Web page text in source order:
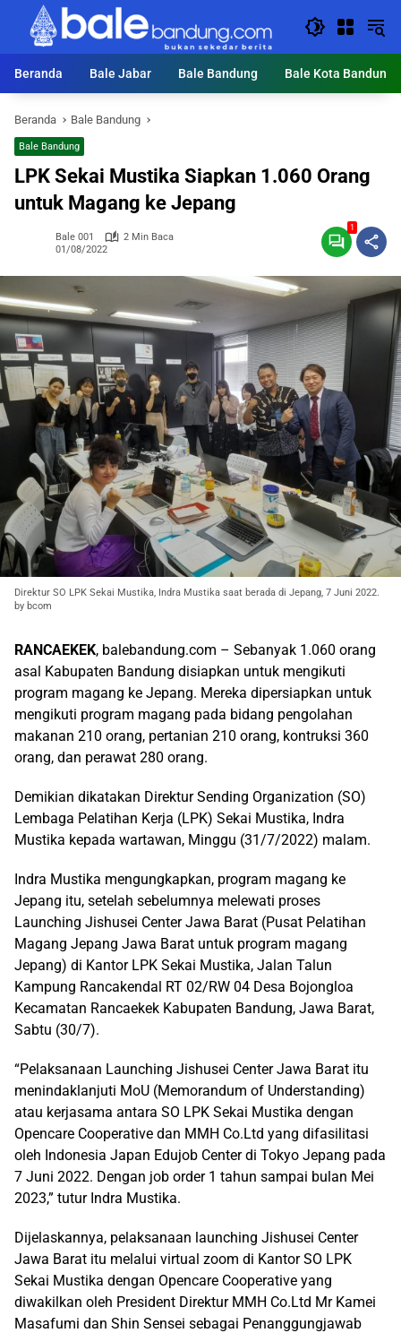
Langsung
konten
Beranda
Bale Jabar Bale Bandung Bale Kota Bandung
Beranda Bale Bandung
Bale Bandung
LPK Sekai Mustika Siapkan 1.060 Orang
untuk Magang ke Jepang
Bale 001
2 Min Baca
01/08/2022
1
Direktur SO LPK Sekai Mustika, Indra Mustika saat berada di Jepang, 7 Juni 2022.
by bcom
RANCAEKEK, balebandung.com – Sebanyak 1.060 orang
asal Kabupaten Bandung disiapkan untuk mengikuti
program magang ke Jepang. Mereka dipersiapkan untuk
mengikuti program magang pada bidang pengolahan
makanan 210 orang, pertanian 210 orang, kontruksi 360
orang, dan perawat 280 orang.
Demikian dikatakan Direktur Sending Organization (SO)
Lembaga Pelatihan Kerja (LPK) Sekai Mustika, Indra
Mustika kepada wartawan, Minggu (31/7/2022) malam.
Indra Mustika mengungkapkan, program magang ke
Jepang itu, setelah sebelumnya melewati proses
Launching Jishusei Center Jawa Barat (Pusat Pelatihan
Magang Jepang Jawa Barat untuk program magang
Jepang) di Kantor LPK Sekai Mustika, Jalan Talun
Kampung Rancakendal RT 02/RW 04 Desa Bojongloa
Kecamatan Rancaekek Kabupaten Bandung, Jawa Barat,
Sabtu (30/7).
“Pelaksanaan Launching Jishusei Center Jawa Barat itu
menindaklanjuti MoU (Memorandum of Understanding)
atau kerjasama antara SO LPK Sekai Mustika dengan
Opencare Cooperative dan MMH Co.Ltd yang difasilitasi
oleh Indonesia Japan Edujob Center di Tokyo Jepang pada
7 Juni 2022. Dengan job order 1 tahun sampai bulan Mei
2023,” tutur Indra Mustika.
Dijelaskannya, pelaksanaan launching Jishusei Center
Jawa Barat itu melalui virtual zoom di Kantor SO LPK
Sekai Mustika dengan Opencare Cooperative yang
diwakilkan oleh President Direktur MMH Co.Ltd Mr Kamei
Masafumi dan Shin Sensei sebagai Penanggungjawab